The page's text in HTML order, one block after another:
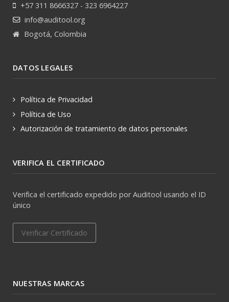
+57 311 8666327 - 323 6964227
info@auditool.org
Bogotá, Colombia
DATOS LEGALES
Política de Privacidad
Política de Uso
Autorización de tratamiento de datos personales
VERIFICA EL CERTIFICADO
Verifica el certificado expedido por Auditool usando el ID
único
Verificar Certificado
NUESTRAS MARCAS